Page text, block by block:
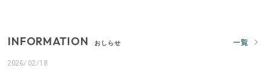
INFORMATION おしらせ
一覧
2026/02/18